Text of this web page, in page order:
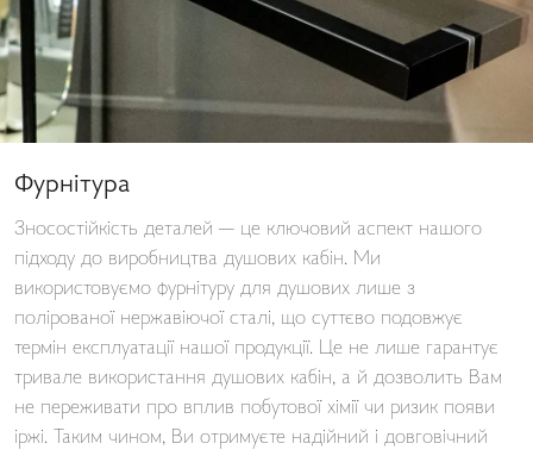
Фурнітура
Зносостійкість деталей — це ключовий аспект нашого
підходу до виробництва душових кабін. Ми
використовуємо фурнітуру для душових лише з
полірованої нержавіючої сталі, що суттєво подовжує
термін експлуатації нашої продукції. Це не лише гарантує
тривале використання душових кабін, а й дозволить Вам
не переживати про вплив побутової хімії чи ризик появи
іржі. Таким чином, Ви отримуєте надійний і довговічний